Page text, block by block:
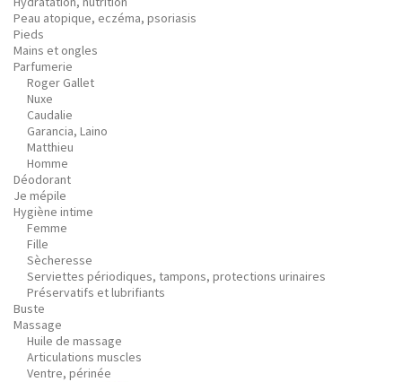
Peau atopique, eczéma, psoriasis
Pieds
Mains et ongles
Parfumerie
Roger Gallet
Nuxe
Caudalie
Garancia, Laino
Matthieu
Homme
Déodorant
Je mépile
Hygiène intime
Femme
Fille
Sècheresse
Serviettes périodiques, tampons, protections urinaires
Préservatifs et lubrifiants
Buste
Massage
Huile de massage
Articulations muscles
Ventre, périnée